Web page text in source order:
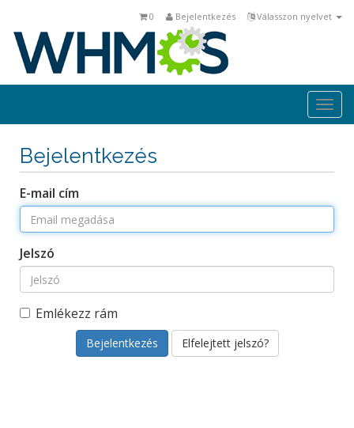
Válasszon nyelvet
Bejelentkezés
0
Bejelentkezés
E-mail cím
Jelszó
Emlékezz rám
Elfelejtett jelszó?